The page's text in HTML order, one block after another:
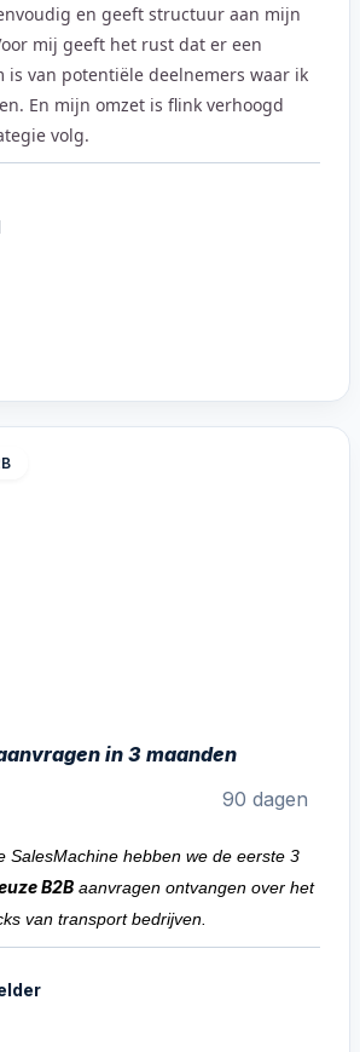
en geeft structuur aan mijn
mij geeft het rust dat er een
is van potentiële deelnemers waar ik
En mijn omzet is flink verhoogd
volg.
in 3 maanden
90 dagen
SalesMachine hebben we de eerste 3
B2B aanvragen ontvangen over het
van transport bedrijven.